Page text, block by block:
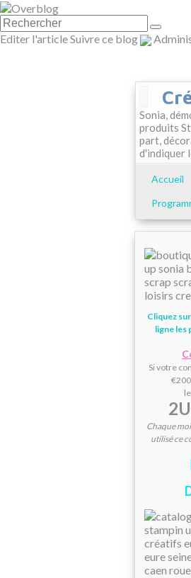
Editer l'articleSuivre ce blog
Sonia,
produits
part,
d'indiquer
Accueil
Cliquez
ligne les
Si votre
Chaque
utilisé ce